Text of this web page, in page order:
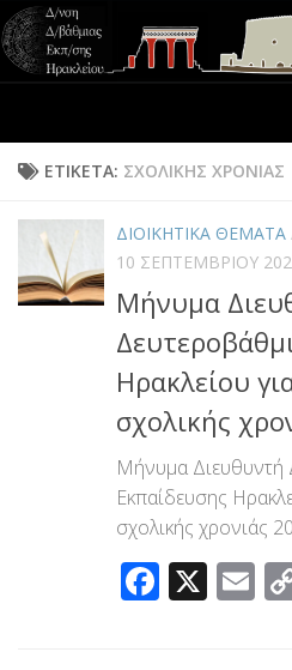
ΕΤΙΚΈΤΑ: ΣΧΟΛΙΚΉΣ ΧΡΟΝΙΆΣ
ΔΙΟΙΚΗΤΙΚΑ ΘΕΜΑΤΑ
10 ΣΕΠΤΕΜΒΡΊΟΥ
Μήνυμα
Ηρακλείου
σχολικής
Μήνυμα Διευθυντή
Εκπαίδευσης
σχολικής χρονιάς
X